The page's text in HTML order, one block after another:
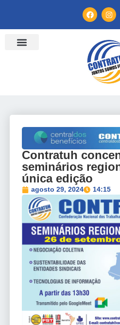
Contratuh
seminários
única edição
agosto 29, 2024 14:15